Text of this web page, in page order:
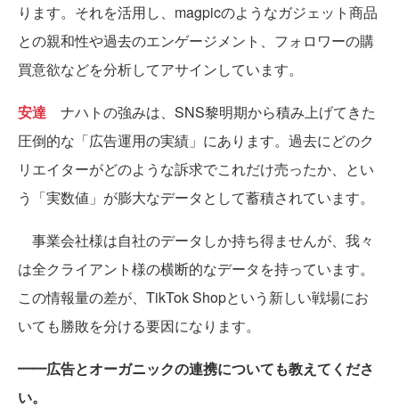
ります。それを活用し、magpicのようなガジェット商品
との親和性や過去のエンゲージメント、フォロワーの購
買意欲などを分析してアサインしています。
安達 ナハトの強みは、SNS黎明期から積み上げてきた
圧倒的な「広告運用の実績」にあります。過去にどのク
リエイターがどのような訴求でこれだけ売ったか、とい
う「実数値」が膨大なデータとして蓄積されています。
事業会社様は自社のデータしか持ち得ませんが、我々
は全クライアント様の横断的なデータを持っています。
この情報量の差が、TikTok Shopという新しい戦場にお
いても勝敗を分ける要因になります。
━━広告とオーガニックの連携についても教えてくださ
い。